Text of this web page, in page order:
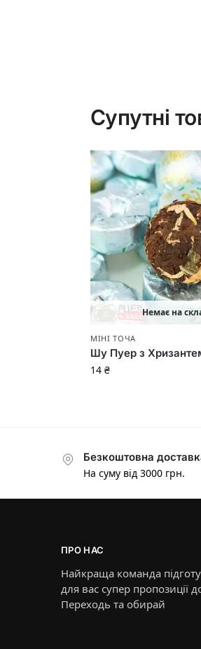
Супутні
Немає на
МІНІ ТОЧА
Шу Пуер з
14 ₴
Безкоштовна
На суму від 3000 грн.
ПРО НАС
Найкраща команда
для вас супер пропозиції
Переходь та обирай